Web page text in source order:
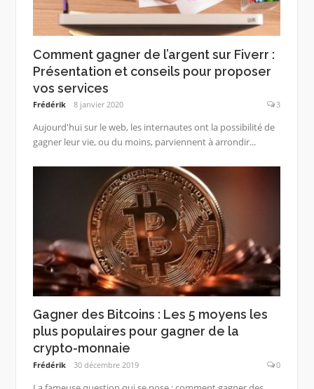
Comment gagner de l’argent sur Fiverr :
Présentation et conseils pour proposer
vos services
Frédérik 8 janvier 2020 3
Aujourd'hui sur le web, les internautes ont la possibilité de
gagner leur vie, ou du moins, parviennent à arrondir...
Gagner des Bitcoins : Les 5 moyens les
plus populaires pour gagner de la
crypto-monnaie
Frédérik 30 décembre 2019 0